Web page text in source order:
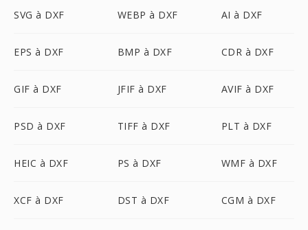
SVG à DXF WEBP à DXF AI à DXF
EPS à DXF BMP à DXF CDR à DXF
GIF à DXF JFIF à DXF AVIF à DXF
PSD à DXF TIFF à DXF PLT à DXF
HEIC à DXF PS à DXF WMF à DXF
XCF à DXF DST à DXF CGM à DXF